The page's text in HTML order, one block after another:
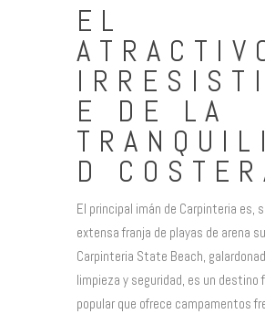
EL
E DE LA
D
El principal imán de Carpinteria es,
extensa franja de playas de arena
Carpinteria State Beach,
limpieza y seguridad, es un destino
popular que ofrece campamentos